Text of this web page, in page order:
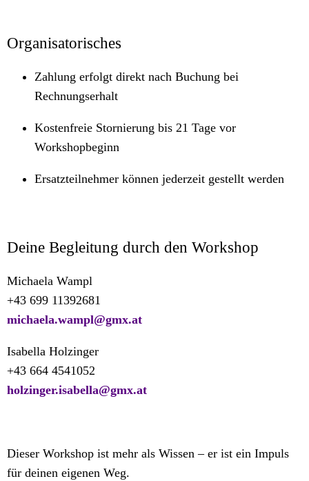
Organisatorisches
Zahlung erfolgt direkt nach Buchung bei
Rechnungserhalt
Kostenfreie Stornierung bis 21 Tage vor
Workshopbeginn
Ersatzteilnehmer können jederzeit gestellt werden
Deine Begleitung durch den Workshop
Michaela Wampl
+43 699 11392681
michaela.wampl@gmx.at
Isabella Holzinger
+43 664 4541052
holzinger.isabella@gmx.at
Dieser Workshop ist mehr als Wissen – er ist ein Impuls
für deinen eigenen Weg.